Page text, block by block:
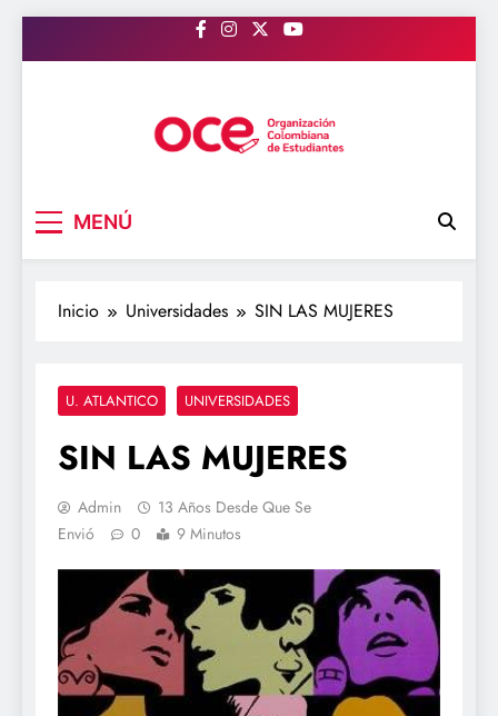
al
MENÚ
Inicio Universidades SIN LAS MUJERES
U. ATLANTICO UNIVERSIDADES
SIN LAS MUJERES
Admin
13 Años Desde Que Se
Envió
0 9 Minutos